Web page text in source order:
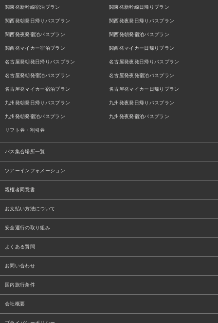
関東発新幹線宿泊プラン 関東発新幹線日帰りプラン
関西発朝発日帰りバスプラン 関西発夜発日帰りバスプラン
関西発夜発宿泊バスプラン 関西発朝発宿泊バスプラン
関西発マイカー宿泊プラン 関西発マイカー日帰りプラン
名古屋発朝発日帰りバスプラン 名古屋発夜発日帰りバスプラン
名古屋発朝発宿泊バスプラン 名古屋発夜発宿泊バスプラン
名古屋発マイカー宿泊プラン 名古屋発マイカー日帰りプラン
九州発朝発日帰りバスプラン 九州発夜発日帰りバスプラン
九州発朝発宿泊バスプラン 九州発夜発宿泊バスプラン
リフト券・割引券
バス集合場所一覧
ツアーインフォメーション
親権者同意書
お支払い方法について
安全運行の取り組み
よくある質問
お問い合わせ
国内旅行条件
会社概要